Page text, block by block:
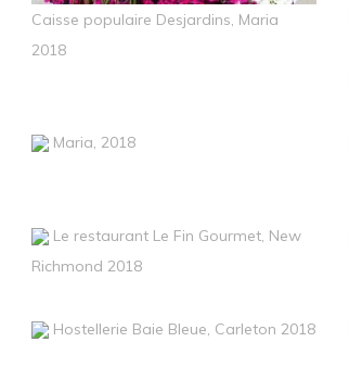
Caisse populaire Desjardins, Maria
2018
Maria, 2018
Le restaurant Le Fin Gourmet, New
Richmond 2018
Hostellerie Baie Bleue, Carleton 2018